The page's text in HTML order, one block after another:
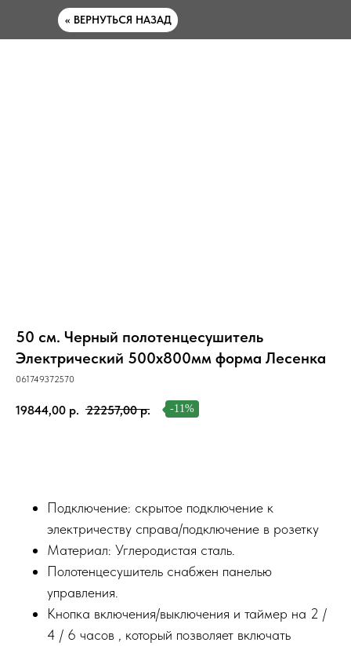
<< ВЕРНУТЬСЯ НАЗАД
50 см. Черный полотенцесушитель
Электрический 500х800мм форма Лесенка
061749372570
19844,00 р. 22257,00 р. -11%
Подключение: скрытое подключение к
электричеству справа/подключение в розетку
Материал: Углеродистая сталь.
Полотенцесушитель снабжен панелью
управления.
Кнопка включения/выключения и таймер на 2 /
4 / 6 часов , который позволяет включать